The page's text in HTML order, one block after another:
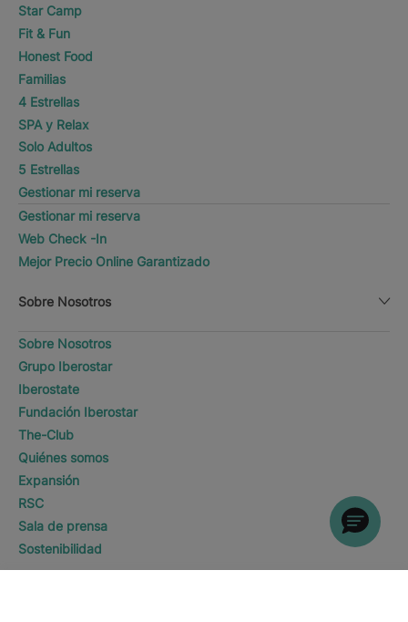
Star Camp
Fit & Fun
Honest Food
Familias
4 Estrellas
SPA y Relax
Solo Adultos
5 Estrellas
Gestionar mi reserva
Gestionar mi reserva
Web Check -In
Mejor Precio Online Garantizado
Sobre Nosotros
Sobre Nosotros
Grupo Iberostar
Iberostate
Fundación Iberostar
The-Club
Quiénes somos
Expansión
RSC
Sala de prensa
Sostenibilidad